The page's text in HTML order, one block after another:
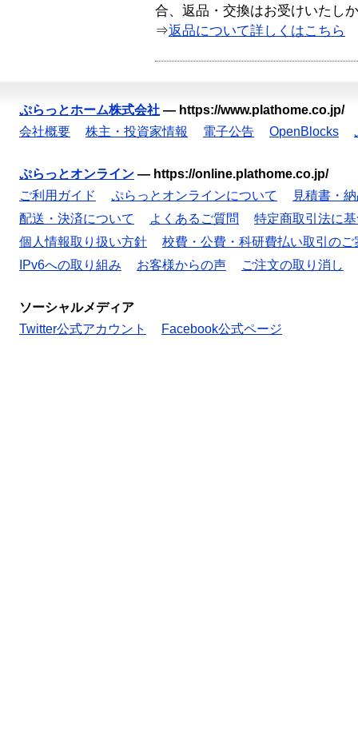
合、返品・交換はお受けいたし
⇒返品について詳しくはこちら
ぷらっとホーム株式会社 — https://www.plathome.co.jp/
会社概要
株主・投資家情報 電子公告 OpenBlocks
ぷらっとオンライン — https://online.plathome.co.jp/
ご利用ガイド
ぷらっとオンラインについて
見積書・
配送・決済について
よくあるご質問
特定商取引法に
個人情報取り扱い方針
校費・公費・科研費払い取引のご
IPv6への取り組み
お客様からの声 ご注文の取り消し
ソーシャルメディア
Twitter公式アカウント
Facebook公式ページ